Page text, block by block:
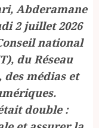
Abderamane
2 juillet 2026
national
du Réseau
des médias et
double :